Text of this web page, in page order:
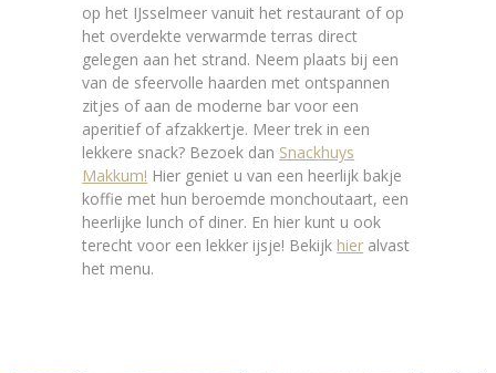
op het IJsselmeer vanuit het restaurant of op
het overdekte verwarmde terras direct
gelegen aan het strand. Neem plaats bij een
van de sfeervolle haarden met ontspannen
zitjes of aan de moderne bar voor een
aperitief of afzakkertje. Meer trek in een
lekkere snack? Bezoek dan Snackhuys
Makkum! Hier geniet u van een heerlijk bakje
koffie met hun beroemde monchoutaart, een
heerlijke lunch of diner. En hier kunt u ook
terecht voor een lekker ijsje! Bekijk hier alvast
het menu.